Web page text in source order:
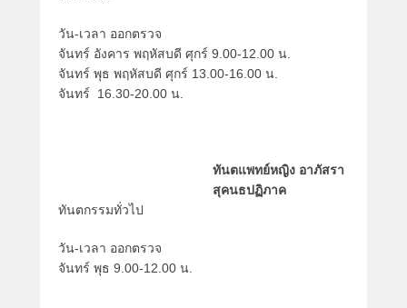
1
6
.
1
4
y
วัน-เวลา ออกตรวจ
จันทร์ อังคาร พฤหัสบดี ศุกร์ 9.00-12.00 น.
จันทร์ พุธ พฤหัสบดี ศุกร์ 13.00-16.00 น.
จันทร์ 16.30-20.00 น.
ทันตแพทย์หญิง อาภัสรา
สุคนธปฏิภาค
ทันตกรรมทั่วไป
วัน-เวลา ออกตรวจ
จันทร์ พุธ 9.00-12.00 น.